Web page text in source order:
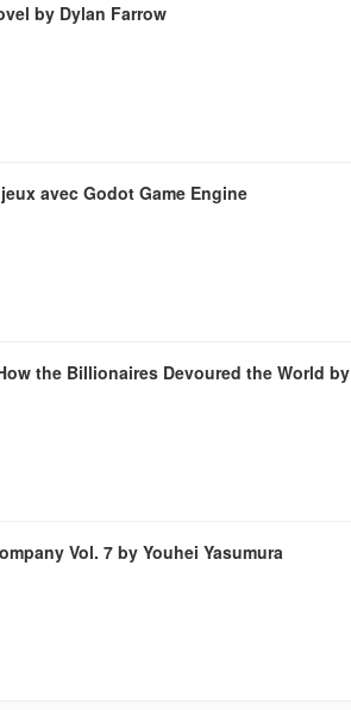
by Dylan Farrow
avec Godot Game Engine
the Billionaires Devoured the World by
Vol. 7 by Youhei Yasumura